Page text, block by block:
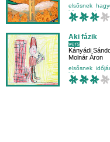
elsősnek
népköltés
Aki fázik
vers
Kányádi
Molnár Áron
elsősnek
külső világ-